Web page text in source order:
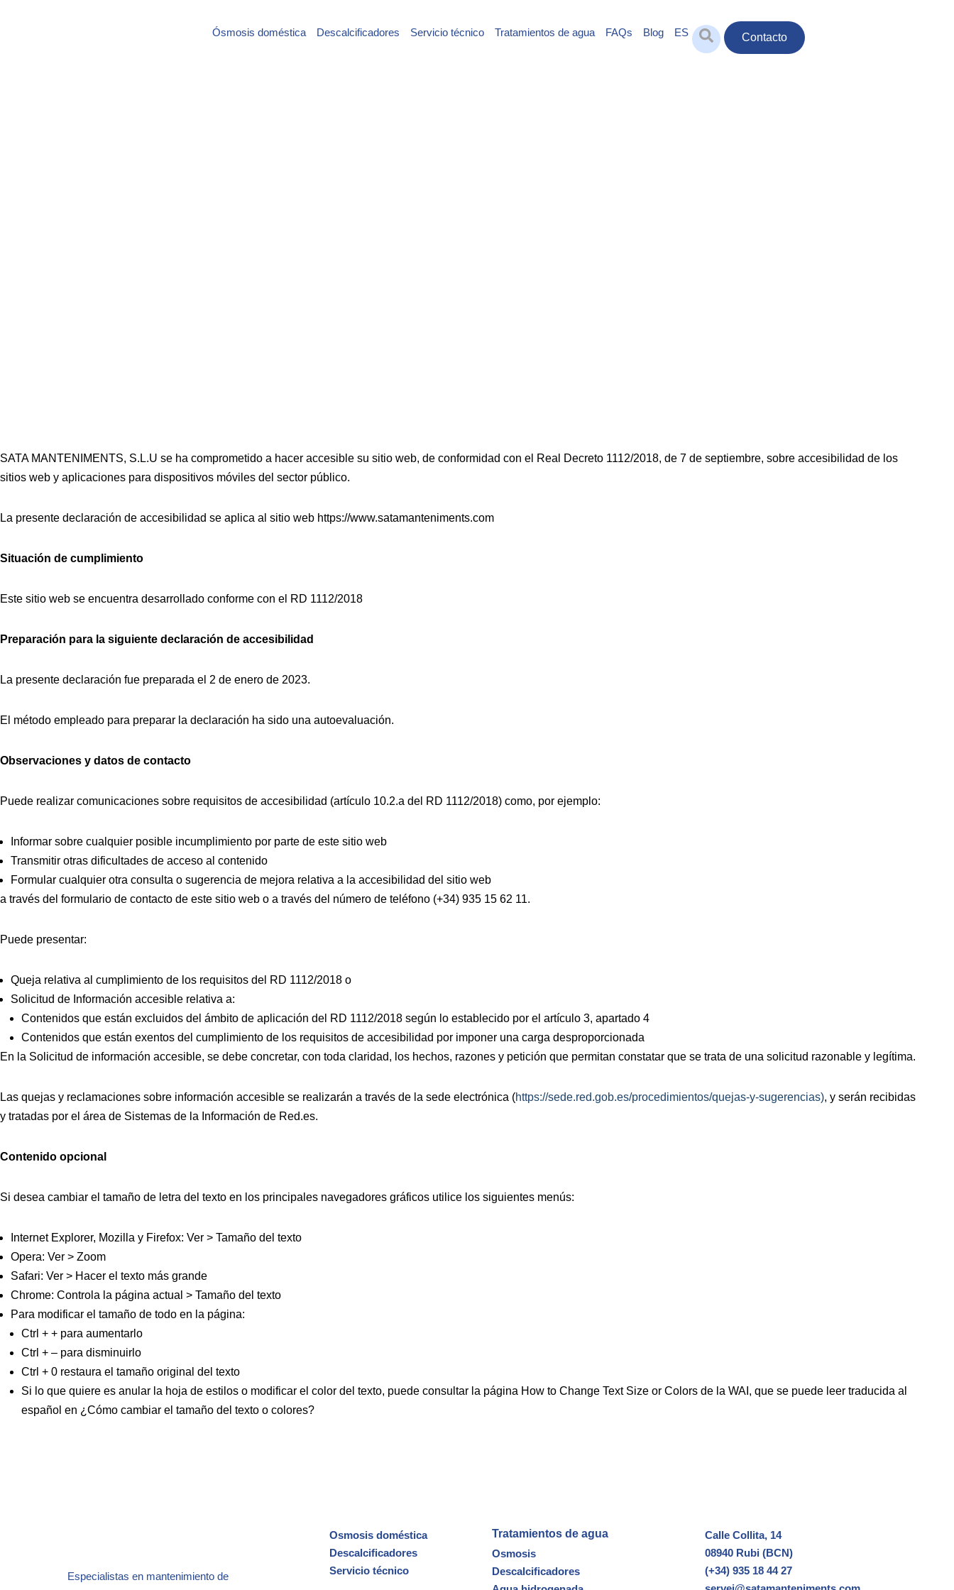
Ósmosis doméstica Descalcificadores Servicio técnico Tratamientos de agua FAQs Blog ES Contacto
SATA MANTENIMENTS, S.L.U se ha comprometido a hacer accesible su sitio web, de conformidad con el Real Decreto 1112/2018, de 7 de septiembre, sobre accesibilidad de los
sitios web y aplicaciones para dispositivos móviles del sector público.
La presente declaración de accesibilidad se aplica al sitio web https://www.satamanteniments.com
Situación de cumplimiento
Este sitio web se encuentra desarrollado conforme con el RD 1112/2018
Preparación para la siguiente declaración de accesibilidad
La presente declaración fue preparada el 2 de enero de 2023.
El método empleado para preparar la declaración ha sido una autoevaluación.
Observaciones y datos de contacto
Puede realizar comunicaciones sobre requisitos de accesibilidad (artículo 10.2.a del RD 1112/2018) como, por ejemplo:
Informar sobre cualquier posible incumplimiento por parte de este sitio web
Transmitir otras dificultades de acceso al contenido
Formular cualquier otra consulta o sugerencia de mejora relativa a la accesibilidad del sitio web
a través del formulario de contacto de este sitio web o a través del número de teléfono (+34) 935 15 62 11.
Puede presentar:
Queja relativa al cumplimiento de los requisitos del RD 1112/2018 o
Solicitud de Información accesible relativa a:
Contenidos que están excluidos del ámbito de aplicación del RD 1112/2018 según lo establecido por el artículo 3, apartado 4
Contenidos que están exentos del cumplimiento de los requisitos de accesibilidad por imponer una carga desproporcionada
En la Solicitud de información accesible, se debe concretar, con toda claridad, los hechos, razones y petición que permitan constatar que se trata de una solicitud razonable y legítima.
Las quejas y reclamaciones sobre información accesible se realizarán a través de la sede electrónica (https://sede.red.gob.es/procedimientos/quejas-y-sugerencias), y serán recibidas
y tratadas por el área de Sistemas de la Información de Red.es.
Contenido opcional
Si desea cambiar el tamaño de letra del texto en los principales navegadores gráficos utilice los siguientes menús:
Internet Explorer, Mozilla y Firefox: Ver > Tamaño del texto
Opera: Ver > Zoom
Safari: Ver > Hacer el texto más grande
Chrome: Controla la página actual > Tamaño del texto
Para modificar el tamaño de todo en la página:
Ctrl + + para aumentarlo
Ctrl + – para disminuirlo
Ctrl + 0 restaura el tamaño original del texto
Si lo que quiere es anular la hoja de estilos o modificar el color del texto, puede consultar la página How to Change Text Size or Colors de la WAI, que se puede leer traducida al
español en ¿Cómo cambiar el tamaño del texto o colores?
Especialistas en mantenimiento de
Osmosis doméstica
Descalcificadores
Servicio técnico
Tratamientos de agua
Osmosis
Descalcificadores
Calle Collita, 14
08940 Rubi (BCN)
(+34) 935 18 44 27